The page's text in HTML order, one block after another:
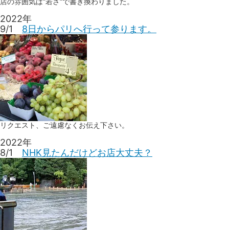
2022年
9/1 8日からパリへ行って参ります。
リクエスト、ご遠慮なくお伝え下さい。
2022年
8/1 NHK見たんだけどお店大丈夫？